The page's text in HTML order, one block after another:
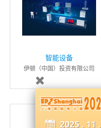
智能设备
伊顿（中国）投资有限公司
新产品 / 新技术